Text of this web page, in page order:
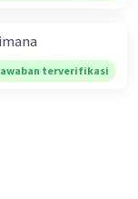
terverifikasi